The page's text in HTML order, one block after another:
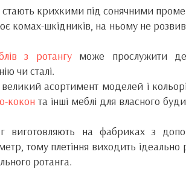
стають крихкими під сонячними
комах-шкідників, на ньому не
з ротангуможе прослужити
чи сталі.
асортимент моделей і
кокон та інші меблі для власного
виготовляють на фабриках з
тому плетіння виходить ідеально
ротанга.